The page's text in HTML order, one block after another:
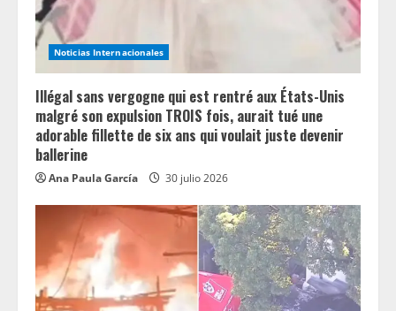
Noticias Internacionales
Illégal sans vergogne qui est rentré aux États-Unis
malgré son expulsion TROIS fois, aurait tué une
adorable fillette de six ans qui voulait juste devenir
ballerine
Ana Paula García 30 julio 2026